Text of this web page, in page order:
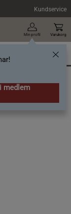
Kundservice
Min profil
medlem
Varukorg